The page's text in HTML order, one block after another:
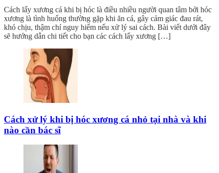
Cách lấy xương cá khi bị hóc là điều nhiều người quan tâm bởi hóc
xương là tình huống thường gặp khi ăn cá, gây cảm giác đau rát,
khó chịu, thậm chí nguy hiểm nếu xử lý sai cách. Bài viết dưới đây
sẽ hướng dẫn chi tiết cho bạn các cách lấy xương […]
Cách xử lý khi bị hóc xương cá nhỏ tại nhà và khi
nào cần bác sĩ